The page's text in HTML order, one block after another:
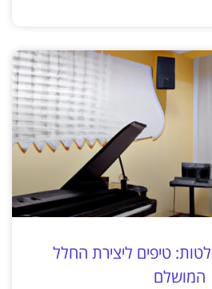
טיפים ליצירת החלל
המושלם